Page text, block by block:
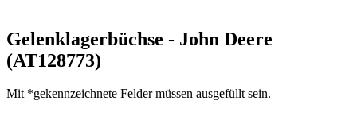
Gelenklagerbüchse - John Deere
(AT128773)
Mit *gekennzeichnete Felder müssen ausgefüllt sein.